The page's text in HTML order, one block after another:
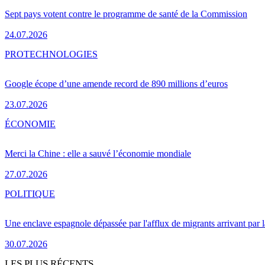
Sept pays votent contre le programme de santé de la Commission
24.07.2026
Google écope d’une amende record de 890 millions d’euros
23.07.2026
PROTECHNOLOGIES
Merci la Chine : elle a sauvé l’économie mondiale
27.07.2026
ÉCONOMIE
Une enclave espagnole dépassée par l'afflux de migrants arrivant par
30.07.2026
POLITIQUE